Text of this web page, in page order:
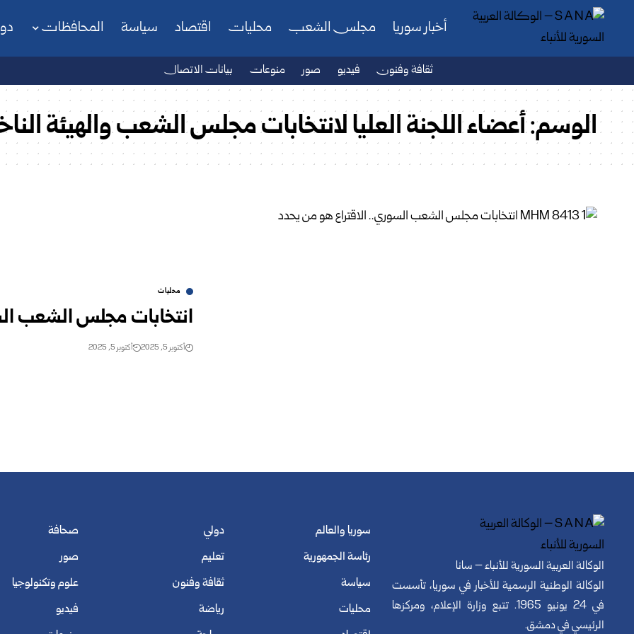
أخبار سوريا مجلس الشعب محليات اقتصاد سياسة المحافظات
ثقافة وفنون فيديو صور منوعات بيانات الاتصال
الوسم:أعضاء اللجنة العليا لانتخابات مجلس الشعب والهيئة
محليات
انتخابات مجلس الشعب
أكتوبر 5, 2025 أكتوبر 5, 2025
الوكالة العربية السورية للأنباء – سانا
الوكالة الوطنية الرسمية للأخبار في سوريا، تأسست
في 24 يونيو 1965. تتبع وزارة الإعلام، ومركزها
الرئيسي في دمشق.
سوريا والعالم
رئاسة الجمهورية
سياسة
محليات
دولي
تعليم
ثقافة وفنون
رياضة
صحافة
صور
علوم وتكنولوجيا
فيديو